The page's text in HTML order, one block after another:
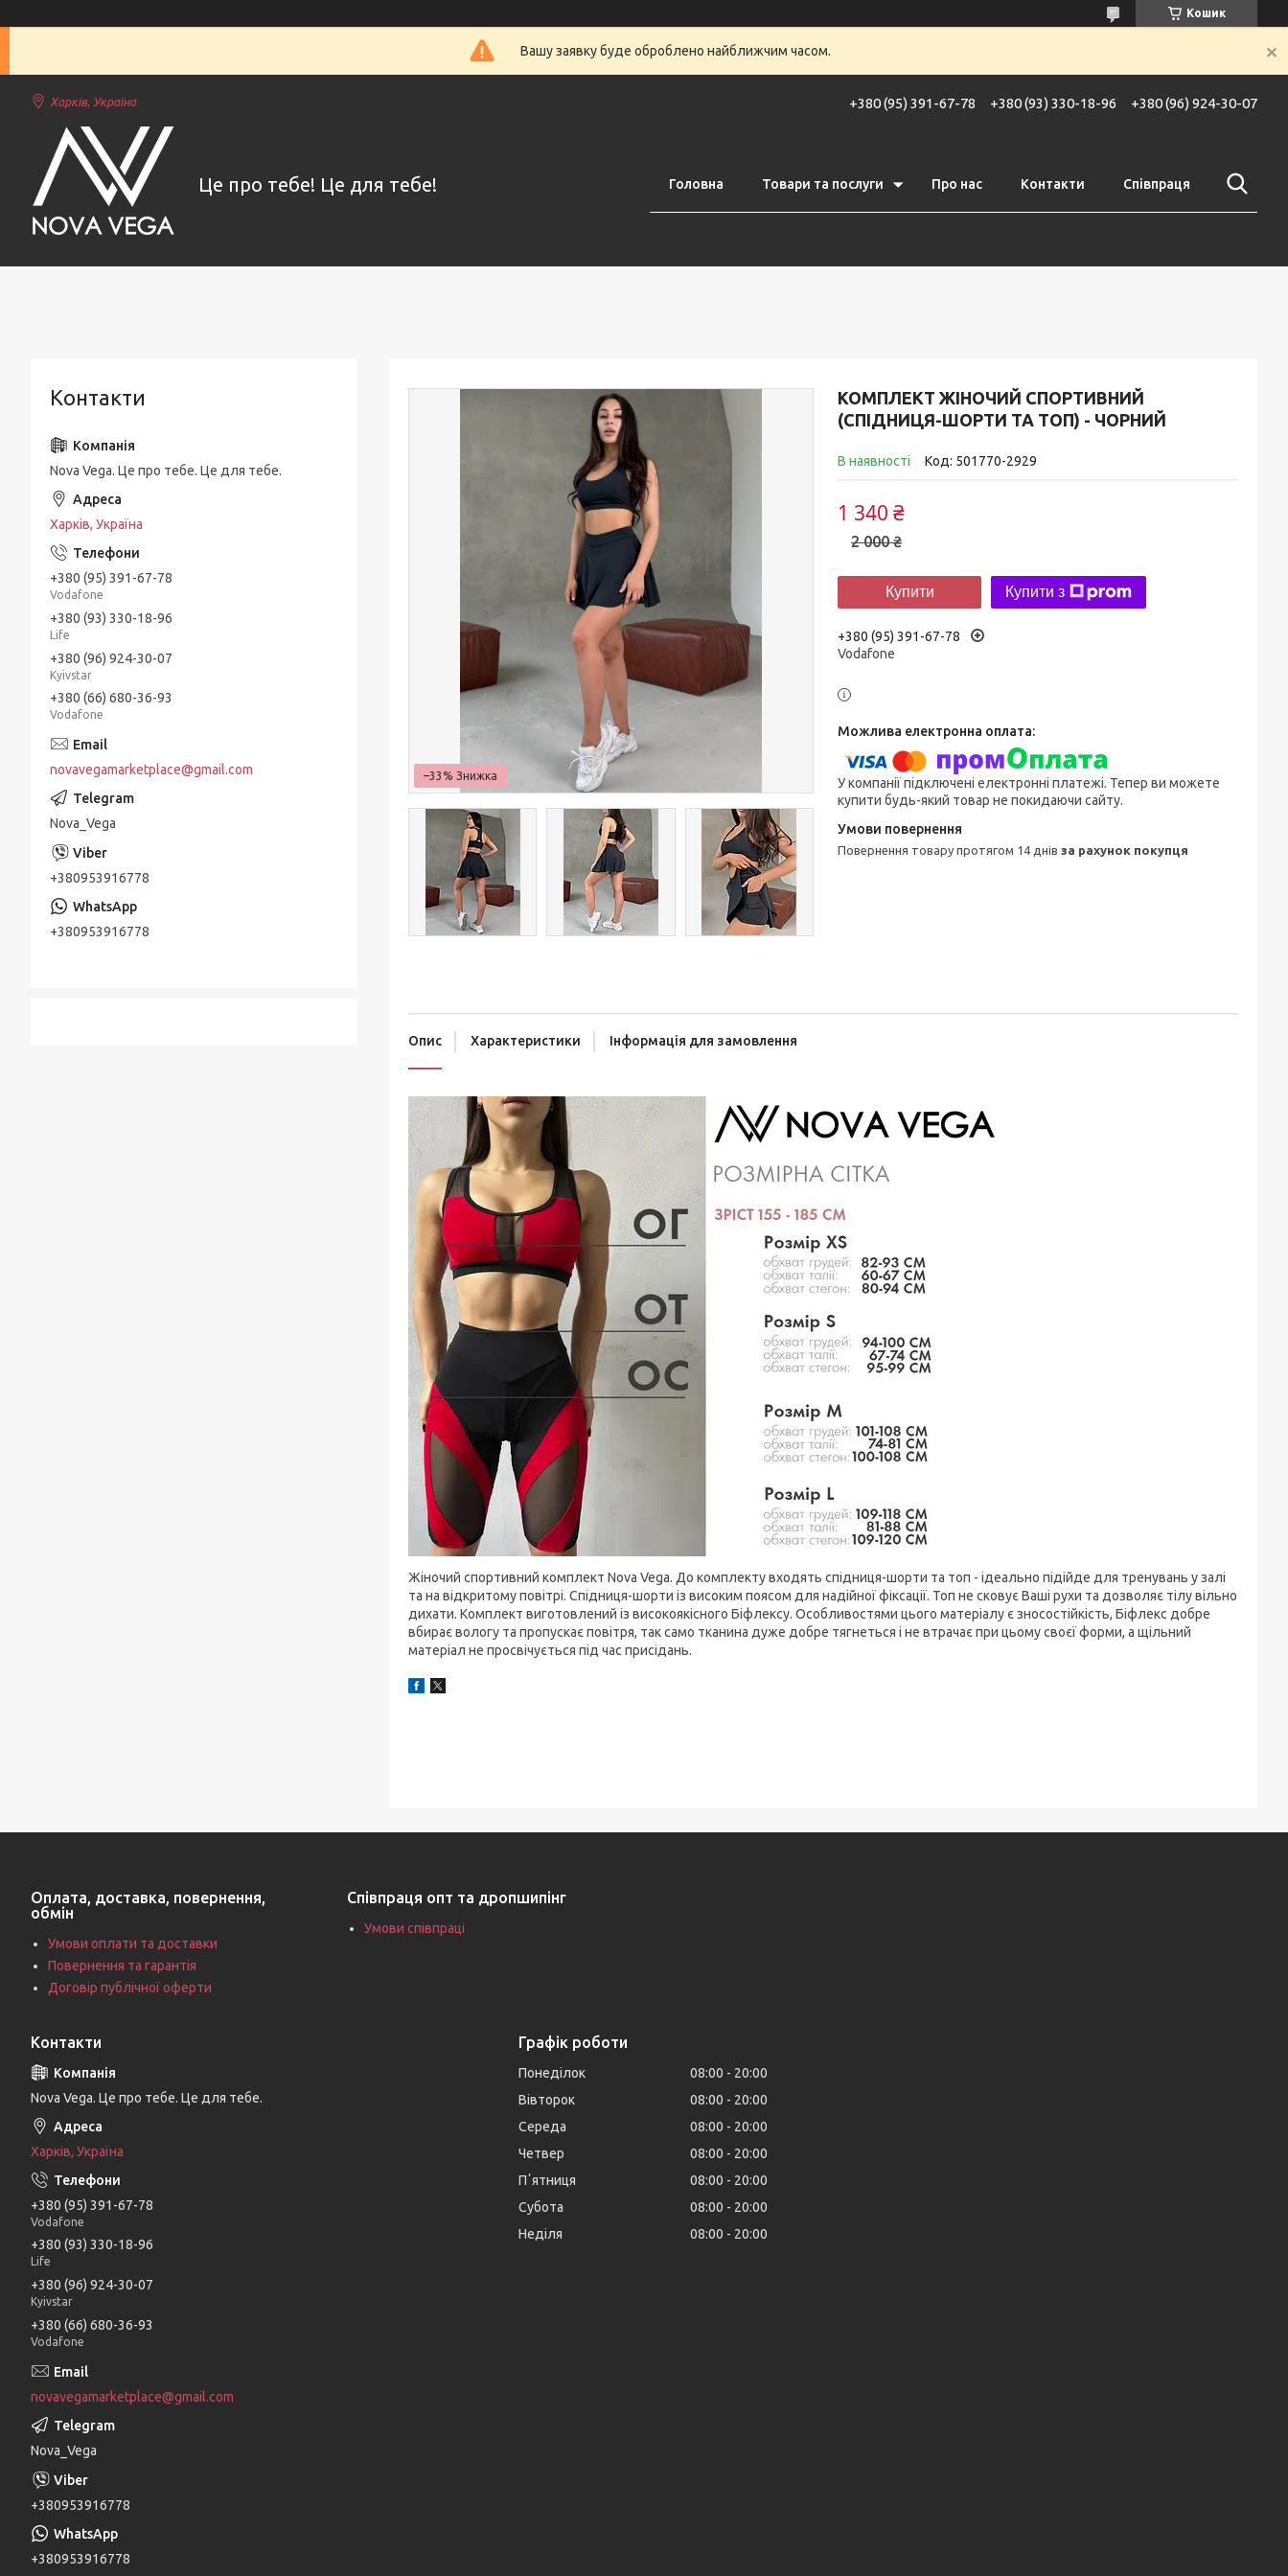
Кошик
Вашу заявку буде оброблено найближчим часом.
Харків, Україна +380 (95) 391-67-78 +380 (93) 330-18-96 +380 (96) 924-30-07
Це про тебе! Це для тебе! Головна Товари та послуги Про нас Контакти Співпраця
КОМПЛЕКТ ЖІНОЧИЙ СПОРТИВНИЙ
(СПІДНИЦЯ-ШОРТИ ТА ТОП) - ЧОРНИЙ
В наявності Код: 501770-2929
2 000 ₴
1 340 ₴
Купити Купити з
+380 (95) 391-67-78
Vodafone
У компанії підключені електронні платежі. Тепер ви можете
купити будь-який товар не покидаючи сайту.
повернення товару протягом 14 днів за рахунок покупця
–33%
Опис Характеристики Інформація для замовлення
Жіночий спортивний комплект Nova Vega. До комплекту входять спідниця-шорти та топ - ідеально підійде для тренувань у залі
та на відкритому повітрі. Спідниця-шорти із високим поясом для надійної фіксації. Топ не сковує Ваші рухи та дозволяє тілу вільно
дихати. Комплект виготовлений із високоякісного Біфлексу. Особливостями цього матеріалу є зносостійкість, Біфлекс добре
вбирає вологу та пропускає повітря, так само тканина дуже добре тягнеться і не втрачає при цьому своєї форми, а щільний
матеріал не просвічується під час присідань.
Контакти
Nova Vega. Це про тебе. Це для тебе.
Харків, Україна
+380 (95) 391-67-78
Vodafone
+380 (93) 330-18-96
Life
+380 (96) 924-30-07
Kyivstar
+380 (66) 680-36-93
Vodafone
novavegamarketplace@gmail.com
Nova_Vega
+380953916778
+380953916778
Оплата, доставка, повернення,
обмін
Умови оплати та доставки
Повернення та гарантія
Договір публічної оферти
Співпраця опт та дропшипінг
Умови співпраці
Контакти
Nova Vega. Це про тебе. Це для тебе.
Харків, Україна
+380 (95) 391-67-78
Vodafone
+380 (93) 330-18-96
Life
+380 (96) 924-30-07
Kyivstar
+380 (66) 680-36-93
Vodafone
novavegamarketplace@gmail.com
Nova_Vega
+380953916778
+380953916778
Графік роботи
Понеділок 08:00
20:00
Вівторок
08:00
20:00
Середа
08:00
20:00
Четвер
08:00
20:00
Пʼятниця
08:00
20:00
Субота
08:00
20:00
Неділя
08:00 20:00